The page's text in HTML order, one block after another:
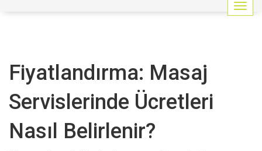
G
e
Fiyatlandırma: Masaj
Servislerinde Ücretleri
Nasıl Belirlenir?